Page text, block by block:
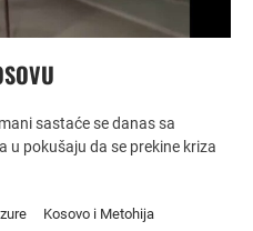
sastaće se danas sa
u pokušaju da se prekine kriza
Kosovo i Metohija